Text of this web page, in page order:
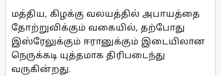
மத்திய, கிழக்கு வலயத்தில் அபாயத்தை
தோற்றுவிக்கும் வகையில், தற்போது
இஸ்ரேலுக்கும் ஈரானுக்கும் இடையிலான
நெருக்கடி யுத்தமாக திரிபடைந்து
வருகின்றது.